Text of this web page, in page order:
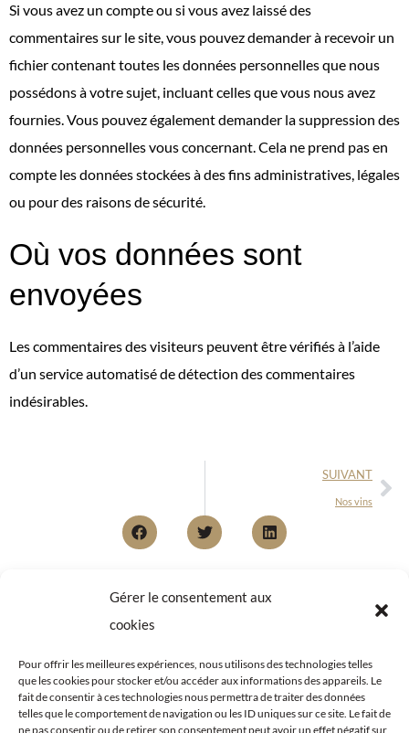
Gérer le consentement aux
cookies
Pour offrir les meilleures expériences, nous utilisons des technologies telles
que les cookies pour stocker et/ou accéder aux informations des appareils. Le
fait de consentir à ces technologies nous permettra de traiter des données
telles que le comportement de navigation ou les ID uniques sur ce site. Le fait de
ne pas consentir ou de retirer son consentement peut avoir un effet négatif sur
Si vous avez un compte ou si vous avez laissé des
commentaires sur le site, vous pouvez demander à recevoir un
fichier contenant toutes les données personnelles que nous
possédons à votre sujet, incluant celles que vous nous avez
fournies. Vous pouvez également demander la suppression des
données personnelles vous concernant. Cela ne prend pas en
compte les données stockées à des fins administratives, légales
ou pour des raisons de sécurité.
Où vos données sont
envoyées
Les commentaires des visiteurs peuvent être vérifiés à l’aide
d’un service automatisé de détection des commentaires
indésirables.
SUIVANT
Nos vins